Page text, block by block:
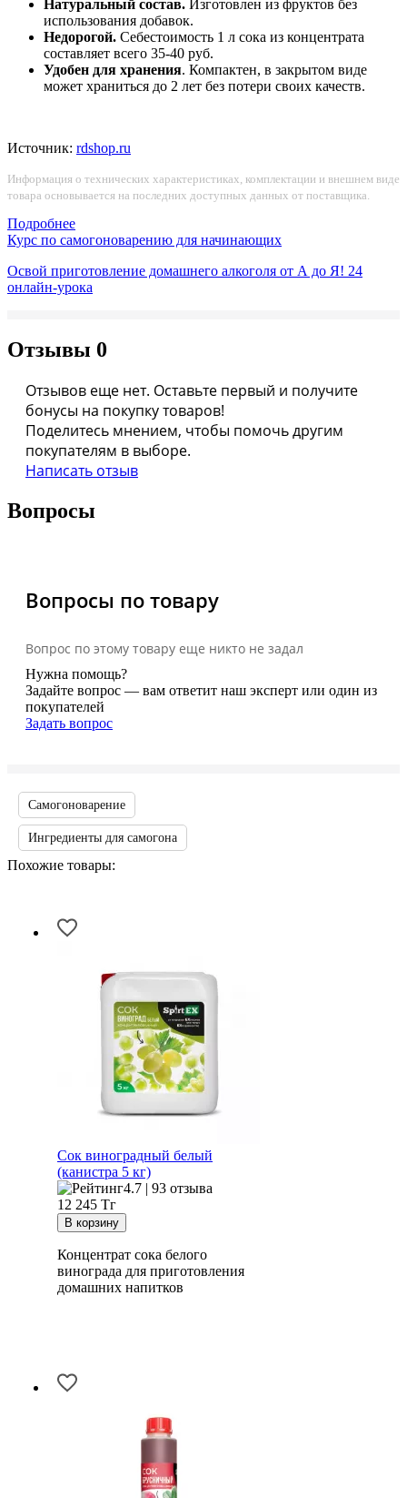
Натуральный состав. Изготовлен из фруктов без
использования добавок.
Недорогой. Себестоимость 1 л сока из концентрата
составляет всего 35-40 руб.
Удобен для хранения. Компактен, в закрытом виде
может храниться до 2 лет без потери своих качеств.
Источник: rdshop.ru
Информация о технических характеристиках, комплектации и внешнем виде
товара основывается на последних доступных данных от поставщика.
Подробнее
Курс по самогоноварению для начинающих
Освой приготовление домашнего алкоголя от А до Я! 24
онлайн-урока
Отзывы 0
Отзывов еще нет. Оставьте первый и получите
бонусы на покупку товаров!
Поделитесь мнением, чтобы помочь другим
покупателям в выборе.
Написать отзыв
Вопросы
Вопросы по товару
Вопрос по этому товару еще никто не задал
Нужна помощь?
Задайте вопрос — вам ответит наш эксперт или один из
покупателей
Задать вопрос
Самогоноварение
Ингредиенты для самогона
Похожие товары:
Сок виноградный белый
(канистра 5 кг)
4.7 | 93 отзыва
12 245 Тг
Концентрат сока белого
винограда для приготовления
домашних напитков